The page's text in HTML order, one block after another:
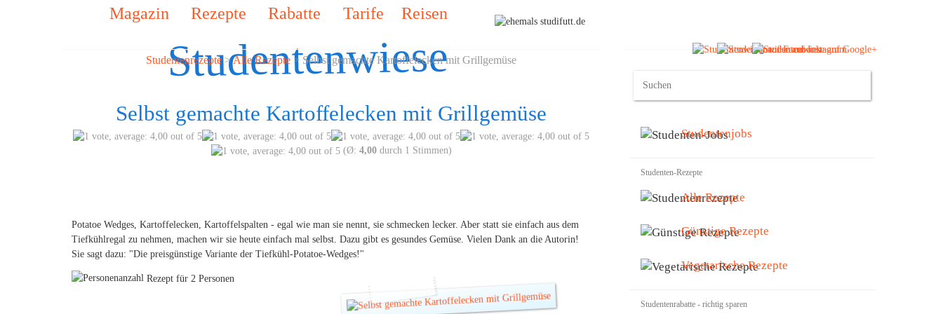
Studentenwiese
Magazin Rezepte Rabatte Tarife Reisen
Studentenrezepte>Alle Rezepte > Selbst gemachte Kartoffelecken mit Grillgemüse
Selbst gemachte Kartoffelecken mit Grillgemüse
(Ø: 4,00durch 1 Stimmen)
Potatoe Wedges, Kartoffelecken, Kartoffelspalten - egal wie man sie nennt, sie schmecken lecker. Aber statt sie einfach aus dem
Tiefkühlregal zu nehmen, machen wir sie heute einfach mal selbst. Dazu gibt es gesundes Gemüse. Vielen Dank an die Autorin!
Sie sagt dazu: "Die preisgünstige Variante der Tiefkühl-Potatoe-Wedges!"
Rezept für 2 Personen
Studentenjobs
Studenten-Rezepte
Alle Rezepte
Günstige Rezepte
Vegetarische Rezepte
Studentenrabatte - richtig sparen